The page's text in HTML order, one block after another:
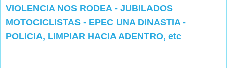
VIOLENCIA NOS RODEA - JUBILADOS
MOTOCICLISTAS - EPEC UNA DINASTIA -
POLICIA, LIMPIAR HACIA ADENTRO, etc